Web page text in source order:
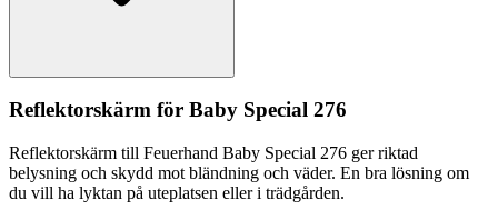
Reflektorskärm för Baby Special 276
Reflektorskärm till Feuerhand Baby Special 276 ger riktad
belysning och skydd mot bländning och väder. En bra lösning om
du vill ha lyktan på uteplatsen eller i trädgården.